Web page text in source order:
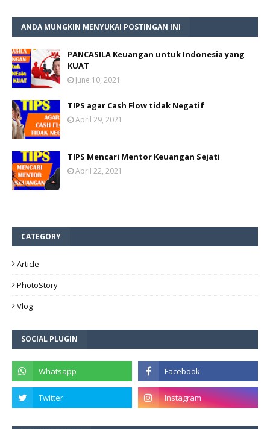
ANDA MUNGKIN MENYUKAI POSTINGAN INI
PANCASILA Keuangan untuk Indonesia yang
KUAT
June 10, 2021
TIPS agar Cash Flow tidak Negatif
April 29, 2021
TIPS Mencari Mentor Keuangan Sejati
April 22, 2021
CATEGORY
Article
PhotoStory
Vlog
SOCIAL PLUGIN